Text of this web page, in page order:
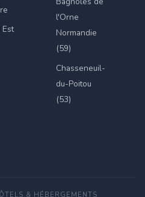
Est
l'Orne
Normandie
(59)
Chasseneuil-
du-Poitou
(53)
& HÉBERGEMENTS